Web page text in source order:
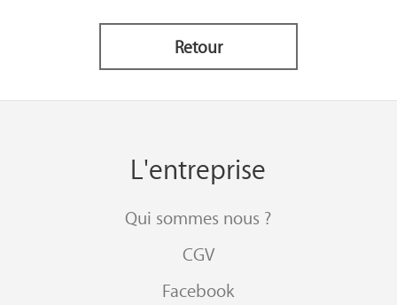
Retour
L'entreprise
Qui sommes nous ?
CGV
Facebook